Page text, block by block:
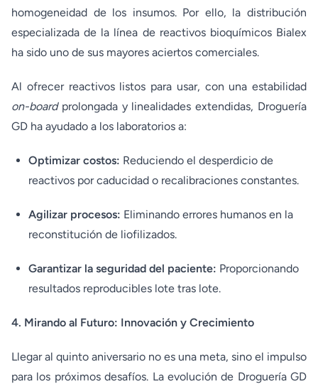
homogeneidad de los insumos. Por ello, la distribución
especializada de la línea de reactivos bioquímicos Bialex
ha sido uno de sus mayores aciertos comerciales.
Al ofrecer reactivos listos para usar, con una estabilidad
on-boardprolongada y linealidades extendidas, Droguería
GD ha ayudado a los laboratorios a:
Optimizar costos: Reduciendo el desperdicio de
reactivos por caducidad o recalibraciones constantes.
Agilizar procesos: Eliminando errores humanos en la
reconstitución de liofilizados.
Garantizar la seguridad del paciente: Proporcionando
resultados reproducibles lote tras lote.
4. Mirando al Futuro: Innovación y Crecimiento
Llegar al quinto aniversario no es una meta, sino el impulso
para los próximos desafíos. La evolución de Droguería GD